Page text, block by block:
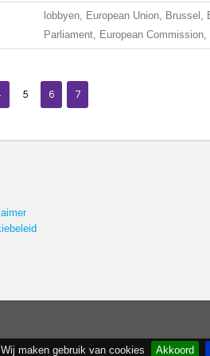
Wij maken gebruik van cookies Akkoord
lobbyen, European Union, Brussel,
Parliament, European
5 6 7